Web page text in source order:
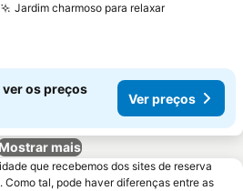
Jardim charmoso para relaxarVer preços
ver os preços
Ver preços
mais
que recebemos dos sites de reserva
Como tal, pode haver diferenças entre as